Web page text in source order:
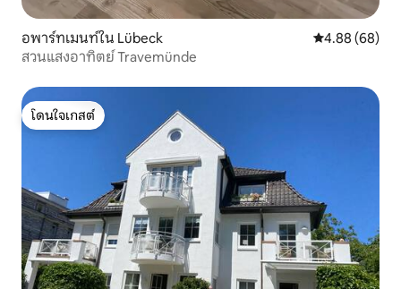
อพาร์ทเมนท์ใน Lübeck คะแนนเฉลี่ย
4.88 (68)
สวนแสงอาทิตย์ Travemünde
โดนใจเกสต์
โดนใจเกสต์